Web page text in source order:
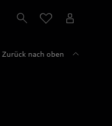
Zurück nach oben